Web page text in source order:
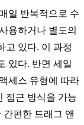
일 반복적으로 수
용하거나 별도의
고 있다. 이 과정
있다. 반면 세일
세스 유형에 따라
접근 방식을 가능
편한 드래그 앤